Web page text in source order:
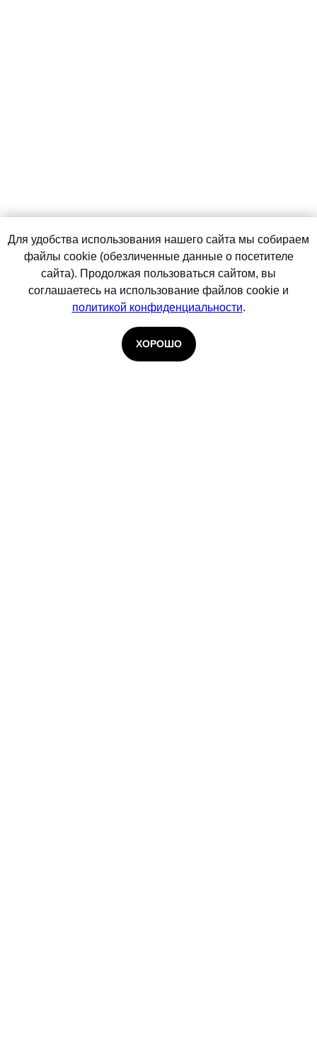
Для удобства использования нашего сайта мы собираем
файлы cookie (обезличенные данные о посетителе
сайта). Продолжая пользоваться сайтом, вы
соглашаетесь на использование файлов cookie и
политикой конфиденциальности.
ХОРОШО